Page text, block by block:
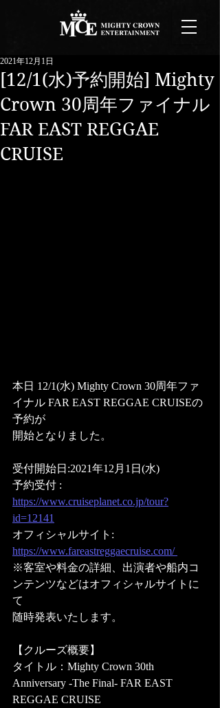
[12/1(水)予約開始] Mighty
Crown 30周年ファイナル
FAR EAST REGGAE
CRUISE
2021年12月1日
本日 12/1(水) Mighty Crown 30周年ファ
イナル FAR EAST REGGAE CRUISEの
予約が
開始となりました。
受付開始日:2021年12月1日(水)
予約受付 :
https://www.cruiseplanet.co.jp/tour?
id=12141
オフィシャルサイト:
https://www.fareastreggaecruise.com/
※客室や料金の詳細、出演者や船内コ
ンテンツなどはオフィシャルサイトに
て
随時発表いたします。
【クルーズ概要】
タイトル：Mighty Crown 30th
Anniversary -The Final- FAR EAST
REGGAE CRUISE